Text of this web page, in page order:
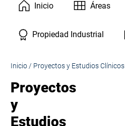
Inicio Áreas
Propiedad Industrial
Inicio / Proyectos y Estudios Clínicos
Proyectos
y
Estudios